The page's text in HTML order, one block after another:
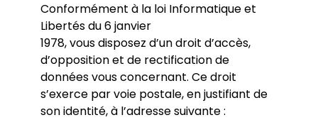
Conformément à la loi Informatique et
Libertés du 6 janvier
1978, vous disposez d’un droit d’accès,
d’opposition et de rectification de
données vous concernant. Ce droit
s’exerce par voie postale, en justifiant de
son identité, à l’adresse suivante :